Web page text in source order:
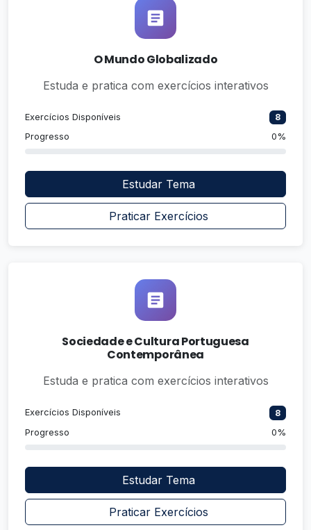
O Mundo Globalizado
Estuda e pratica com exercícios interativos
Exercícios Disponíveis
8
Progresso
0%
Estudar Tema
Praticar Exercícios
Sociedade e Cultura Portuguesa
Contemporânea
Estuda e pratica com exercícios interativos
Exercícios Disponíveis
8
Progresso
0%
Estudar Tema
Praticar Exercícios